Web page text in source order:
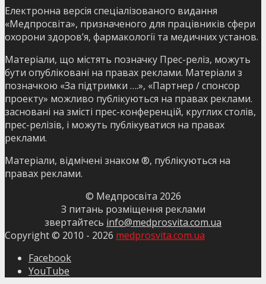
Електронна версія спеціалізованого видання
«Медпросвіта», призначеного для працівників сфери
охорони здоров’я, фармакології та медичних установ.
Матеріали, що містять позначку Прес-реліз, можуть
бути опубліковані на правах реклами. Матеріали з
позначкою «За підтримки ….», «Партнер / спонсор
проекту» можливо публікуються на правах реклами.
засновані на змісті прес-конференцій, круглих столів,
прес-релізів, і можуть публікуватися на правах
реклами.
Матеріали, відмічені знаком ®, публікуються на
правах реклами.
© Медпросвіта 2026
З питань розміщення реклами
звертайтесь info@medprosvita.com.ua
Copyright © 2010 - 2026 medprosvita.com.ua
Facebook
YouTube